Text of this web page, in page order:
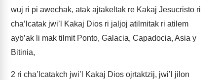
wuj ri pi awechak, atak ajtakeltak re Kakaj Jesucristo ri
cha’lcatak jwi’l Kakaj Dios ri jaljoj atilmitak ri atilem
ayb’ak li mak tilmit Ponto, Galacia, Capadocia, Asia y
Bitinia,
2 ri cha’lcatakch jwi’l Kakaj Dios ojrtaktzij, jwi’l jilon